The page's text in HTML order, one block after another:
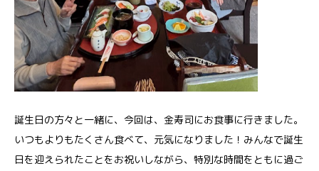
誕生日の方々と一緒に、今回は、金寿司にお食事に行きました。
いつもよりもたくさん食べて、元気になりました！みんなで誕生
日を迎えられたことをお祝いしながら、特別な時間をともに過ご